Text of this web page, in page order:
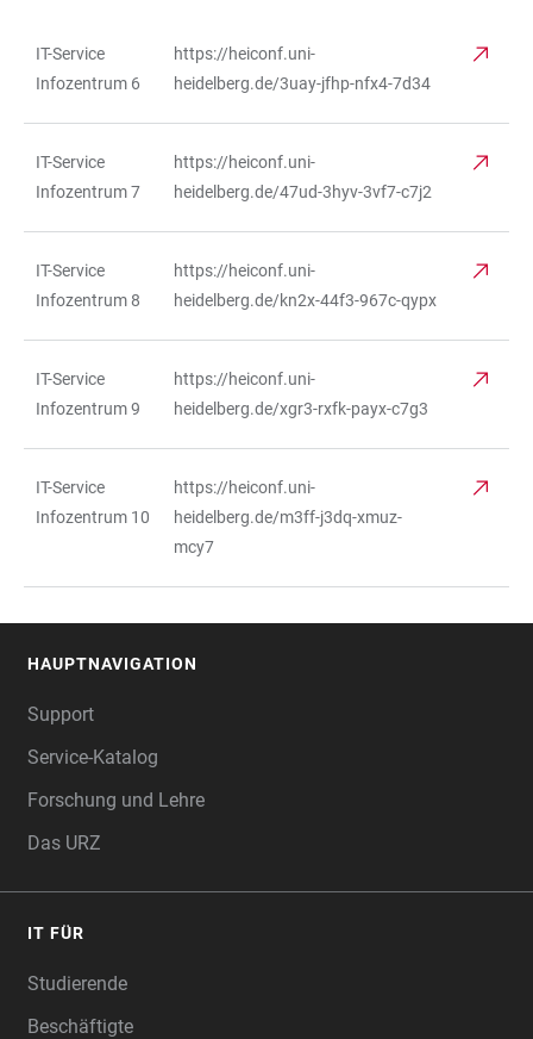
TABELLE
IT-Service
Infozentrum 6
https://heiconf.uni-
heidelberg.de/3uay-jfhp-nfx4-7d34
IT-Service
Infozentrum 7
https://heiconf.uni-
heidelberg.de/47ud-3hyv-3vf7-c7j2
IT-Service
Infozentrum 8
https://heiconf.uni-
heidelberg.de/kn2x-44f3-967c-qypx
IT-Service
Infozentrum 9
https://heiconf.uni-
heidelberg.de/xgr3-rxfk-payx-c7g3
IT-Service
Infozentrum 10
https://heiconf.uni-
heidelberg.de/m3ff-j3dq-xmuz-
mcy7
HAUPTNAVIGATION
Support
Service-Katalog
Forschung und Lehre
Das URZ
IT FÜR
Studierende
Beschäftigte